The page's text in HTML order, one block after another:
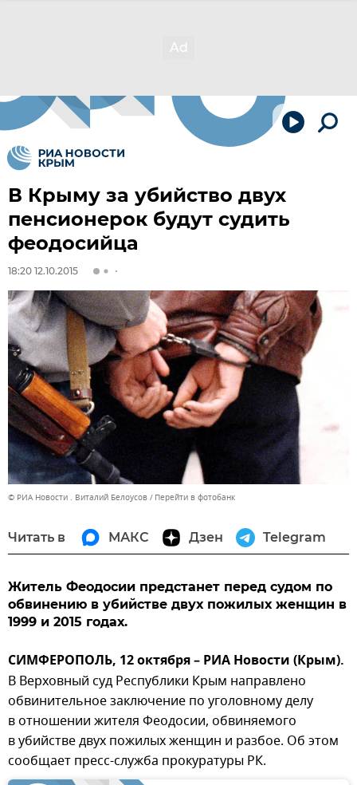
В Крыму за убийство двух
пенсионерок будут судить
феодосийца
18:20 12.10.2015
© РИА Новости . Виталий Белоусов Перейти в фотобанк
Читать в МАКС Дзен Telegram
Житель Феодосии предстанет перед судом по
обвинению в убийстве двух пожилых женщин в
1999 и 2015 годах.
СИМФЕРОПОЛЬ, 12 октября – РИА Новости (Крым).
В Верховный суд Республики Крым направлено
обвинительное заключение по уголовному делу
в отношении жителя Феодосии, обвиняемого
в убийстве двух пожилых женщин и разбое. Об этом
сообщает пресс-служба прокуратуры РК.